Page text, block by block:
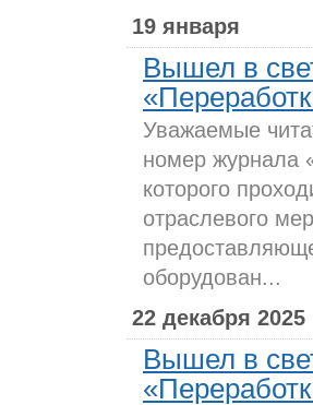
19 января
Вышел в
Уважаемые
номер журнала
которого
отраслевого
оборудован...
22 декабря 2025
Вышел в